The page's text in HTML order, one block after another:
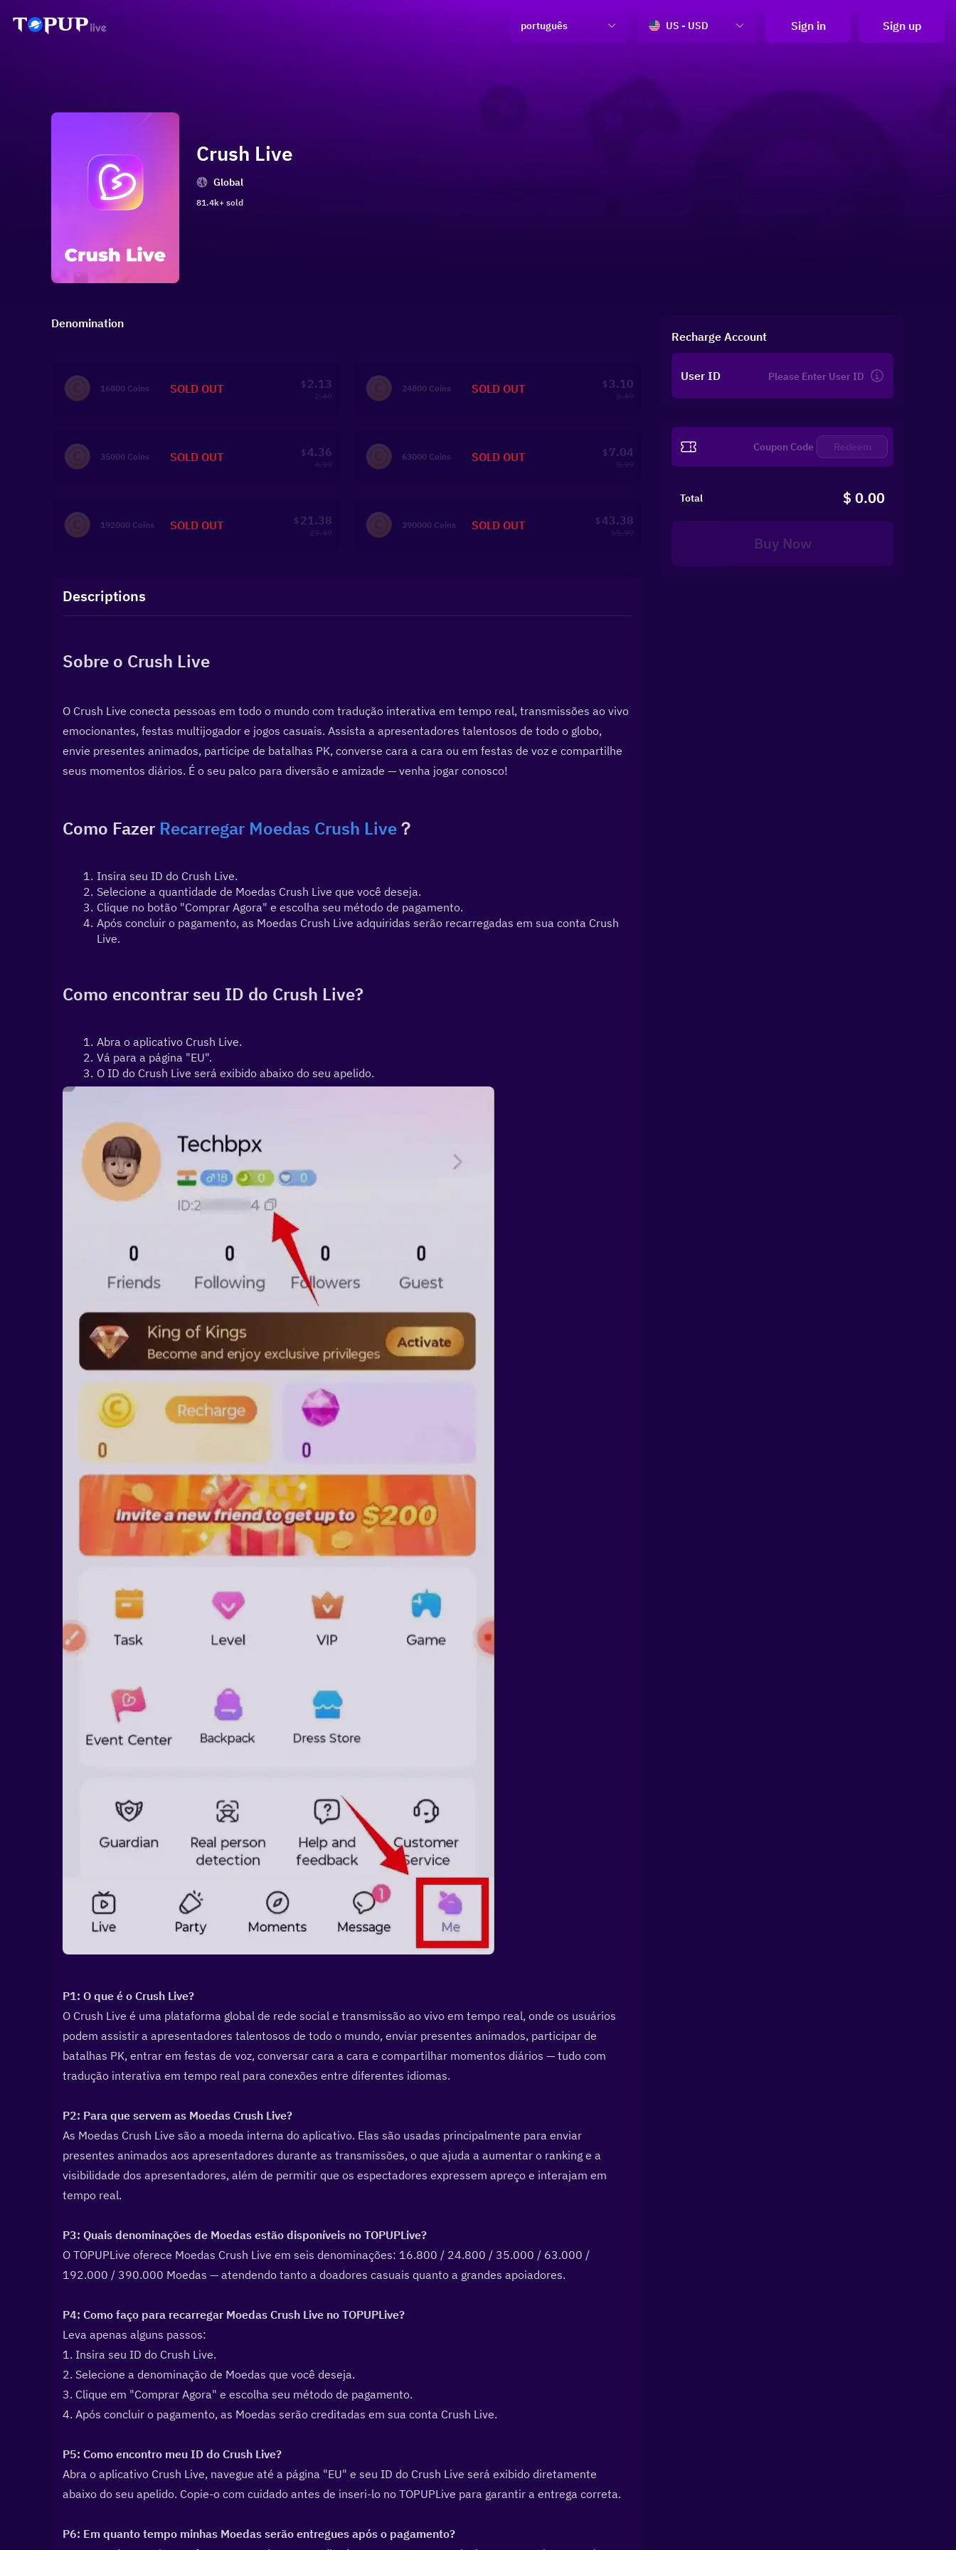
português US - USD Sign in Sign up
Crush Live
Global
81.4k+ sold
Denomination
16800 Coins $ 2.13
SOLD OUT 24800 Coins $ 3.10
SOLD OUT
35000 Coins $ 4.36
SOLD OUT 63000 Coins $ 7.04
SOLD OUT
192000 Coins $ 21.38
SOLD OUT 390000 Coins $ 43.38
SOLD OUT
Descriptions
Sobre o Crush Live
O Crush Live conecta pessoas em todo o mundo com tradução interativa em tempo real, transmissões ao vivo
emocionantes, festas multijogador e jogos casuais. Assista a apresentadores talentosos de todo o globo,
envie presentes animados, participe de batalhas PK, converse cara a cara ou em festas de voz e compartilhe
seus momentos diários. É o seu palco para diversão e amizade — venha jogar conosco!
Como Fazer Recarregar Moedas Crush Live？
Insira seu ID do Crush Live.
Selecione a quantidade de Moedas Crush Live que você deseja.
Clique no botão "Comprar Agora" e escolha seu método de pagamento.
Após concluir o pagamento, as Moedas Crush Live adquiridas serão recarregadas em sua conta Crush
Live.
Como encontrar seu ID do Crush Live?
Abra o aplicativo Crush Live.
Vá para a página "EU".
O ID do Crush Live será exibido abaixo do seu apelido.
P1: O que é o Crush Live?
O Crush Live é uma plataforma global de rede social e transmissão ao vivo em tempo real, onde os usuários
podem assistir a apresentadores talentosos de todo o mundo, enviar presentes animados, participar de
batalhas PK, entrar em festas de voz, conversar cara a cara e compartilhar momentos diários — tudo com
tradução interativa em tempo real para conexões entre diferentes idiomas.
P2: Para que servem as Moedas Crush Live?
As Moedas Crush Live são a moeda interna do aplicativo. Elas são usadas principalmente para enviar
presentes animados aos apresentadores durante as transmissões, o que ajuda a aumentar o ranking e a
visibilidade dos apresentadores, além de permitir que os espectadores expressem apreço e interajam em
tempo real.
P3: Quais denominações de Moedas estão disponíveis no TOPUPLive?
O TOPUPLive oferece Moedas Crush Live em seis denominações: 16.800 / 24.800 / 35.000 / 63.000 /
192.000 / 390.000 Moedas — atendendo tanto a doadores casuais quanto a grandes apoiadores.
P4: Como faço para recarregar Moedas Crush Live no TOPUPLive?
Leva apenas alguns passos:
1. Insira seu ID do Crush Live.
2. Selecione a denominação de Moedas que você deseja.
3. Clique em "Comprar Agora" e escolha seu método de pagamento.
4. Após concluir o pagamento, as Moedas serão creditadas em sua conta Crush Live.
P5: Como encontro meu ID do Crush Live?
Abra o aplicativo Crush Live, navegue até a página "EU" e seu ID do Crush Live será exibido diretamente
abaixo do seu apelido. Copie-o com cuidado antes de inseri-lo no TOPUPLive para garantir a entrega correta.
P6: Em quanto tempo minhas Moedas serão entregues após o pagamento?
Recharge Account
User ID
Redeem
Total $ 0.00
Buy Now